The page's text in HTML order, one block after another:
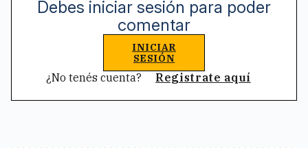
Debes iniciar sesión para poder
comentar
INICIAR
SESIÓN
¿No tenés cuenta? Registrate aquí